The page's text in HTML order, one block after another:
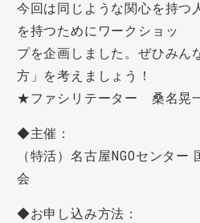
今回は同じような関心を持つ
を持つためにワークショッ
プを企画しました。ぜひみん
方」を考えましょう！
★ファシリテーター 桑名晃
◆主催：
（特活）名古屋NGOセンタ
会
◆お申し込み方法：